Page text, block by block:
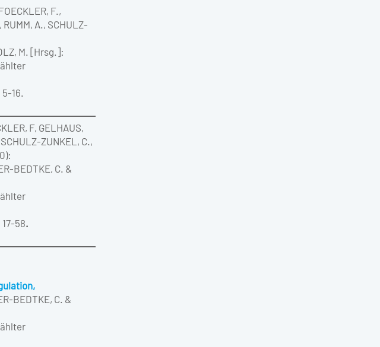
F.,
RUMM, A., SCHULZ-
M. [Hrsg.]:
16.
F, GELHAUS,
SCHULZ-ZUNKEL, C.,
BEDTKE, C. &
58.
BEDTKE, C. &